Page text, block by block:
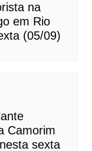
na
em Rio
(05/09)
Camorim
sexta